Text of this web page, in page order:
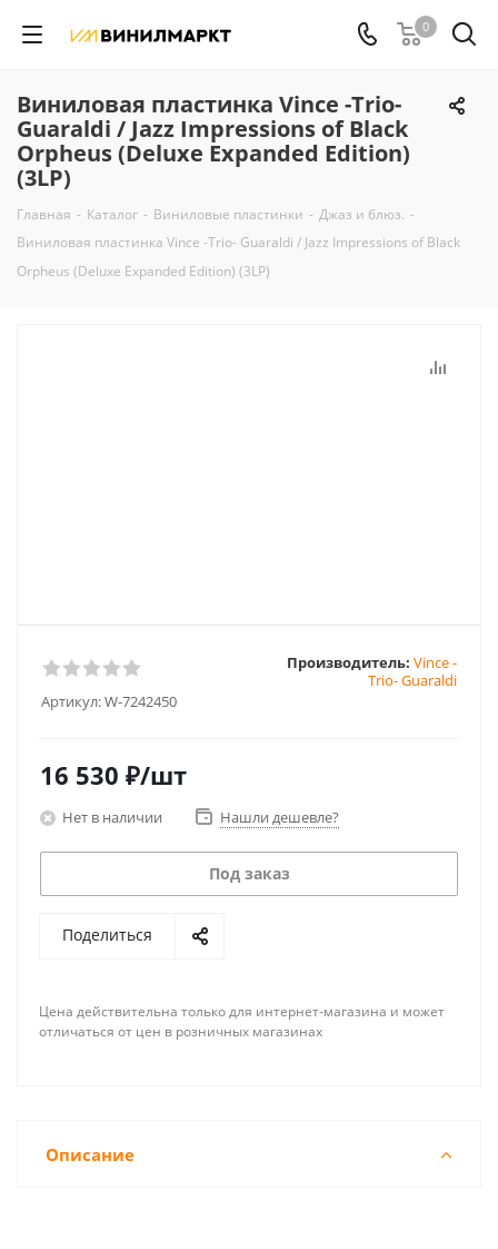
0
Виниловая пластинка Vince -Trio-
Guaraldi / Jazz Impressions of Black
Orpheus (Deluxe Expanded Edition)
(3LP)
Главная - Каталог - Виниловые пластинки - Джаз и блюз. -
Виниловая пластинка Vince -Trio- Guaraldi / Jazz Impressions of Black
Orpheus (Deluxe Expanded Edition) (3LP)
Артикул:W-7242450
Производитель: Vince -
Trio- Guaraldi
16 530 ₽/шт
Нет в наличии Нашли дешевле?
Под заказ
Поделиться
Цена действительна только для интернет-магазина и может
отличаться от цен в розничных магазинах
Описание